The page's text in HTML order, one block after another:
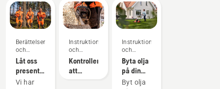
Berättelser
och
inspiration
Låt oss
presentera
Husqvarnas
Vi har
Instruktioner
och
guider
Kontrollera
att
kedjesmörjningen
Instruktioner
och
guider
Byta olja
på din
gräsklippare
Byt olja